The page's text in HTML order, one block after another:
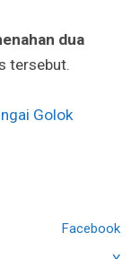
dua
tersebut.
Golok
Facebook